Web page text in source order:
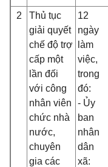
2
Thủ tục
giải quyết
chế độ trợ
cấp một
lần đối
với công
nhân viên
chức nhà
nước,
chuyên
gia các
12
ngày
làm
việc,
trong
đó:
- Ủy
ban
nhân
dân
xã: